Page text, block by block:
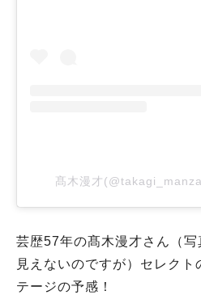
髙木漫才
芸歴57年の髙木漫才さん（
見えないのですが）セレクト
テージの予感！